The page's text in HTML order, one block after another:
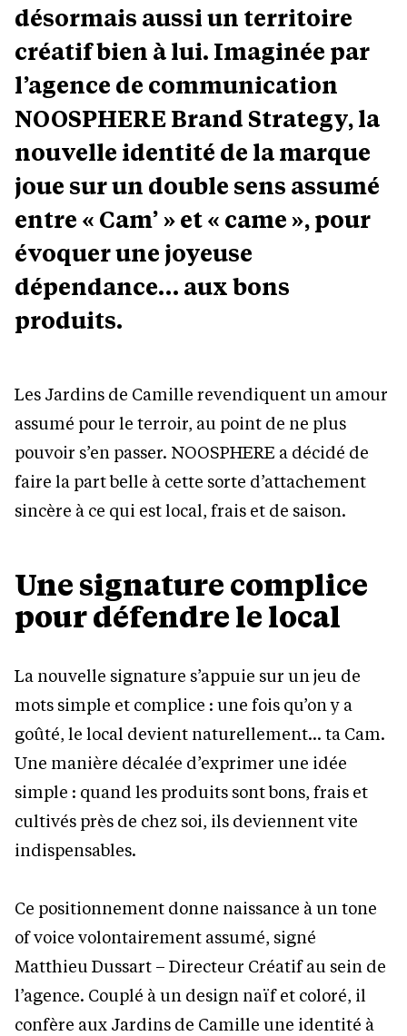
désormais aussi un territoire
créatif bien à lui. Imaginée par
l’agence de communication
NOOSPHERE Brand Strategy, la
nouvelle identité de la marque
joue sur un double sens assumé
entre « Cam’ » et « came », pour
évoquer une joyeuse
dépendance… aux bons
produits.
Les Jardins de Camille revendiquent un amour
assumé pour le terroir, au point de ne plus
pouvoir s’en passer. NOOSPHERE a décidé de
faire la part belle à cette sorte d’attachement
sincère à ce qui est local, frais et de saison.
Une signature complice
pour défendre le local
La nouvelle signature s’appuie sur un jeu de
mots simple et complice : une fois qu’on y a
goûté, le local devient naturellement… ta Cam.
Une manière décalée d’exprimer une idée
simple : quand les produits sont bons, frais et
cultivés près de chez soi, ils deviennent vite
indispensables.
Ce positionnement donne naissance à un tone
of voice volontairement assumé, signé
Matthieu Dussart – Directeur Créatif au sein de
l’agence. Couplé à un design naïf et coloré, il
confère aux Jardins de Camille une identité à